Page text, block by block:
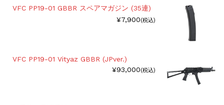
VFC PP19-01 GBBR スペアマガジン (35連)
¥7,900(税込)
VFC PP19-01 Vityaz GBBR (JPver.)
¥93,000(税込)